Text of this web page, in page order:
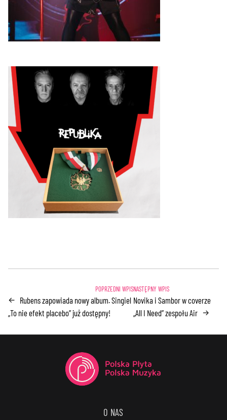
← Rubens zapowiada nowy album. Singiel
„To nie efekt placebo” już dostępny!
Novika i Sambor w coverze
„All I Need” zespołu Air →
O NAS